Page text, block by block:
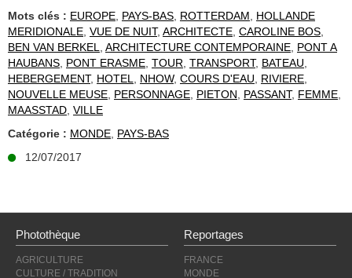
Mots clés : EUROPE, PAYS-BAS, ROTTERDAM, HOLLANDE
MERIDIONALE, VUE DE NUIT, ARCHITECTE, CAROLINE BOS,
BEN VAN BERKEL, ARCHITECTURE CONTEMPORAINE, PONT A
HAUBANS, PONT ERASME, TOUR, TRANSPORT, BATEAU,
HEBERGEMENT, HOTEL, NHOW, COURS D'EAU, RIVIERE,
NOUVELLE MEUSE, PERSONNAGE, PIETON, PASSANT, FEMME,
MAASSTAD, VILLE
Catégorie : MONDE, PAYS-BAS
12/07/2017
Photothèque
AGRICULTURE
CULTURE / TRADITION
Reportages
FRANCE
MONDE